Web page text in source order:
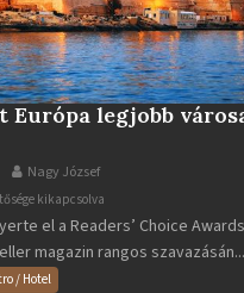
Európa legjobb
Nagy József
kikapcsolva
el a Readers’ Choice
magazin rangos szavazásán...
/ Hotel